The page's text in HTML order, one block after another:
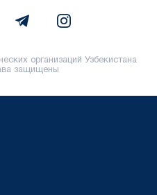
организаций Узбекистана
защищены